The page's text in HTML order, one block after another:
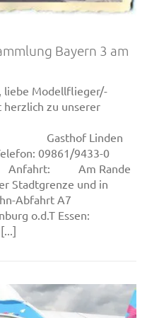
Bayern 3 am
liebe Modellflieger/-
herzlich zu unserer
Zeit:
Gasthof Linden
09861/9433-0
Anfahrt: Am Rande
Stadtgrenze und in
Abfahrt A7
o.d.T Essen: